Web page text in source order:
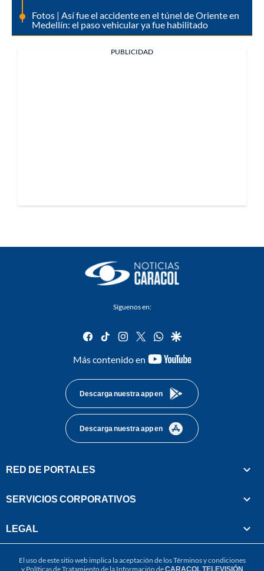
Fotos | Así fue el accidente en el túnel de Oriente en
Medellín: el paso vehicular ya fue habilitado
PUBLICIDAD
Síguenos en:
facebook
tiktok instagram
twitterwhatsapp
google
Más contenido en
youtube-
Descarga nuestra app en
Descarga nuestra app en
RED DE PORTALES
SERVICIOS CORPORATIVOS
LEGAL
El uso de este sitio web implica la aceptación de losTérminos y condiciones
y Políticas de Tratamiento de la Información deCARACOL TELEVISIÓN